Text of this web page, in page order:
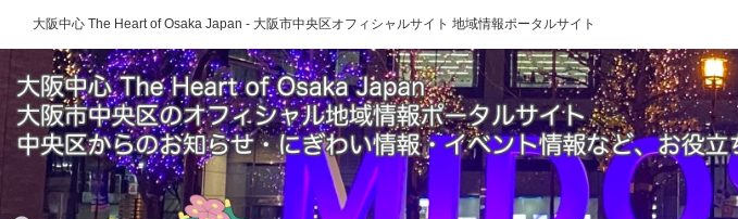
大阪中心 The Heart of Osaka Japan - 大阪市中央区オフィシャルサイト 地域情報ポータルサイト